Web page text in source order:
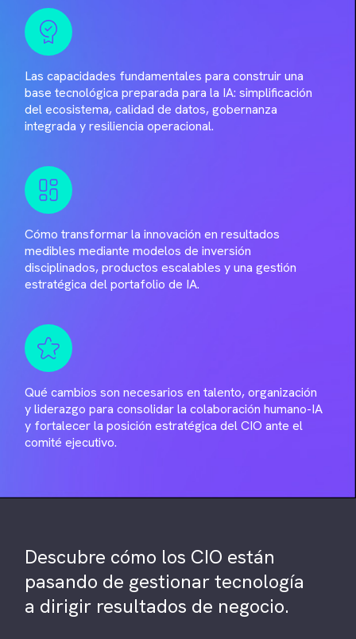
Las capacidades fundamentales para construir una
base tecnológica preparada para la IA: simplificación
del ecosistema, calidad de datos, gobernanza
integrada y resiliencia operacional.
Cómo transformar la innovación en resultados
medibles mediante modelos de inversión
disciplinados, productos escalables y una gestión
estratégica del portafolio de IA.
Qué cambios son necesarios en talento, organización
y liderazgo para consolidar la colaboración humano-IA
y fortalecer la posición estratégica del CIO ante el
comité ejecutivo.
Descubre cómo los CIO están
pasando de gestionar tecnología
a dirigir resultados de negocio.